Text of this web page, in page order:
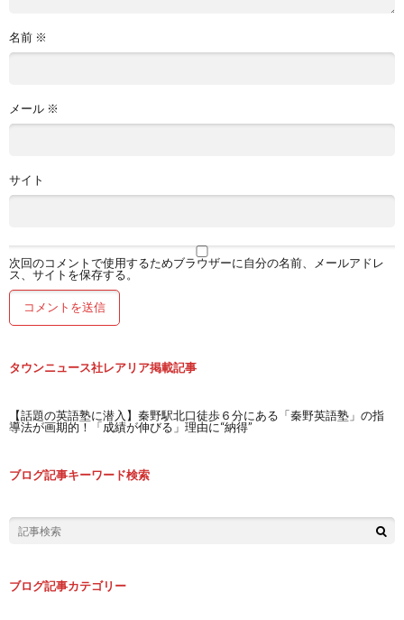
名前 ※
メール ※
サイト
次回のコメントで使用するためブラウザーに自分の名前、メールアドレ
ス、サイトを保存する。
タウンニュース社レアリア掲載記事
【話題の英語塾に潜入】秦野駅北口徒歩６分にある「秦野英語塾」の指
導法が画期的！「成績が伸びる」理由に“納得”
ブログ記事キーワード検索
ブログ記事カテゴリー